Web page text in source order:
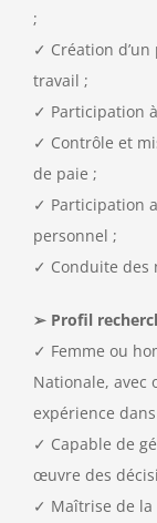
;
✓ Création
travail ;
✓ Participation
✓ Contrôle et
de paie ;
✓ Participation
personnel ;
✓ Conduite des
➢ Profil
✓ Femme ou
Nationale, avec
expérience dans
✓ Capable de
œuvre des
✓ Maîtrise de